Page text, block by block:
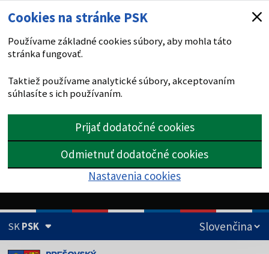
Cookies na stránke PSK
Používame základné cookies súbory, aby mohla táto
stránka fungovať.
Taktiež používame analytické súbory, akceptovaním
súhlasíte s ich používaním.
Prijať dodatočné cookies
Odmietnuť dodatočné cookies
Nastavenia cookies
SKPSK